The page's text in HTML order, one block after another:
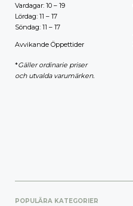
Vardagar: 10 – 19
Lördag: 11 – 17
Söndag: 11 – 17
Avvikande Öppettider
*Gäller ordinarie priser
och utvalda varumärken.
POPULÄRA KATEGORIER